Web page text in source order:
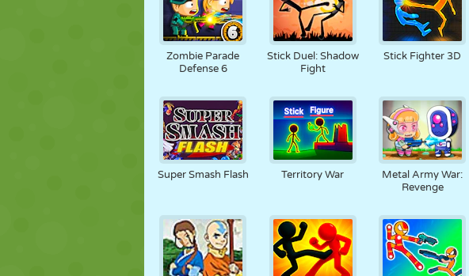
Zombie Parade
Defense 6
Stick Duel: Shadow
Fight
Stick Fighter 3D
Super Smash Flash Territory War
Metal Army War:
Revenge